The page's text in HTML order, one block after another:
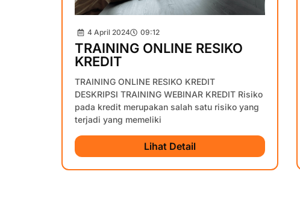
4 April 2024 09:12
TRAINING ONLINE RESIKO
KREDIT
TRAINING ONLINE RESIKO KREDIT
DESKRIPSI TRAINING WEBINAR KREDIT Risiko
pada kredit merupakan salah satu risiko yang
terjadi yang memeliki
Lihat Detail